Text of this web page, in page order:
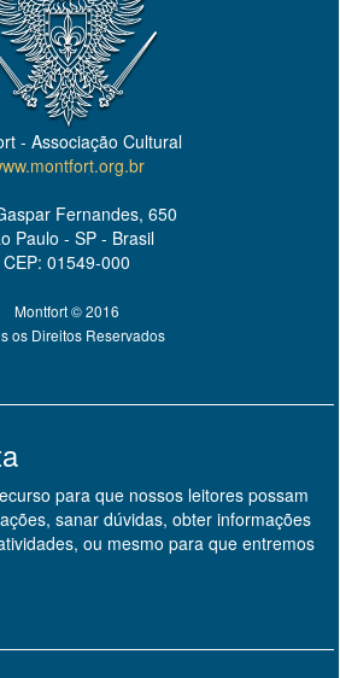
- Associação Cultural
Fernandes, 650
Paulo - SP - Brasil
CEP: 01549-000
Montfort © 2016
os Direitos Reservados
para que nossos leitores possam
sanar dúvidas, obter informações
ou mesmo para que entremos